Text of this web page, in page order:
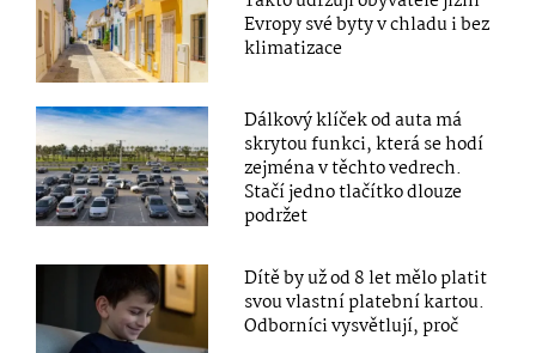
Evropy své byty v chladu i bez
klimatizace
Dálkový klíček od auta má
skrytou funkci, která se hodí
zejména v těchto vedrech.
Stačí jedno tlačítko dlouze
podržet
Dítě by už od 8 let mělo platit
svou vlastní platební kartou.
Odborníci vysvětlují, proč